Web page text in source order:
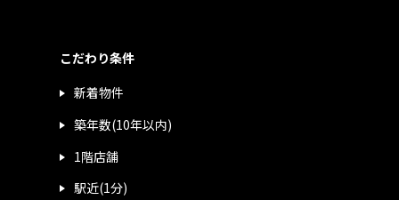
こだわり条件
新着物件
築年数(10年以内)
1階店舗
駅近(1分)